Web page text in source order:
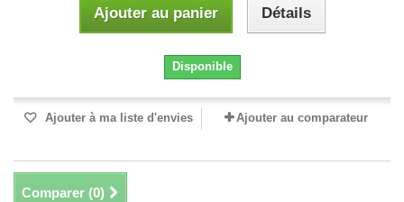
Ajouter au panier Détails
Disponible
Ajouter à ma liste d'envies Ajouter au comparateur
Comparer (0)